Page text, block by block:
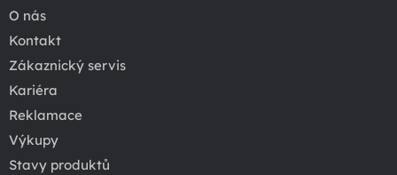
O nás
Kontakt
Zákaznický servis
Kariéra
Reklamace
Výkupy
Stavy produktů